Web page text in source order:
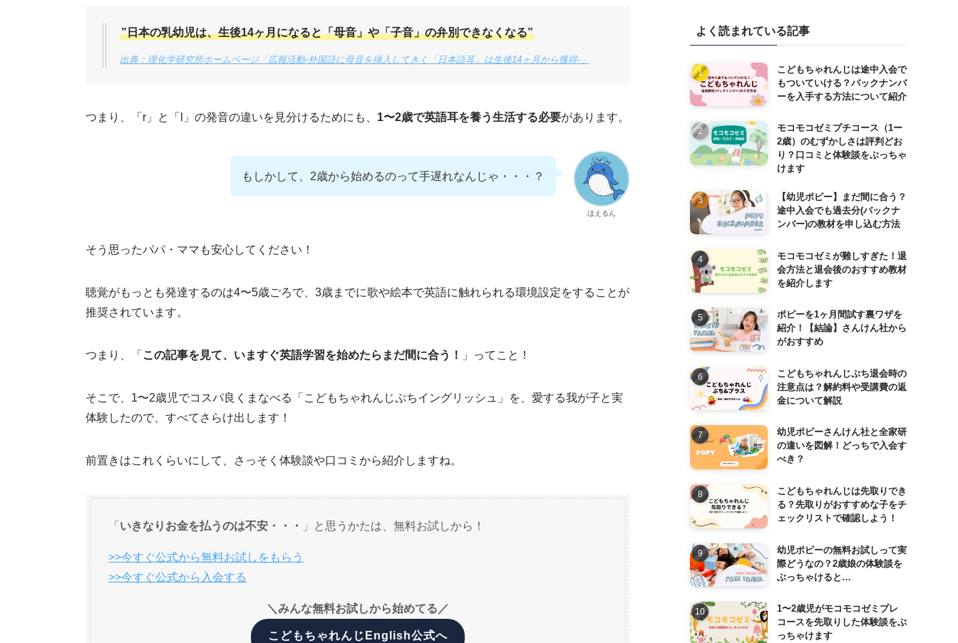
”日本の乳幼児は、生後14ヶ月になると「母音」や「子音」の弁別できなくなる”
出典：理化学研究所ホームページ「広報活動-外国語に母音を挿入してきく「日本語耳」は生後14ヶ月から獲得-」
つまり、「r」と「l」の発音の違いを見分けるためにも、 1〜2歳で英語耳を養う生活する必要があります。
ほえるん
もしかして、2歳から始めるのって手遅れなんじゃ・・・？
そう思ったパパ・ママも安心してください！
聴覚がもっとも発達するのは4〜5歳ごろで、3歳までに歌や絵本で英語に触れられる環境設定をすることが
推奨されています。
つまり、「 この記事を見て、いますぐ英語学習を始めたらまだ間に合う！ 」ってこと！
そこで、1〜2歳児でコスパ良くまなべる「こどもちゃれんじぷちイングリッシュ」を、愛する我が子と実
体験したので、すべてさらけ出します！
前置きはこれくらいにして、さっそく体験談や口コミから紹介しますね。
「 いきなりお金を払うのは不安・・・ 」と思うかたは、無料お試しから！
>>今すぐ公式から無料お試しをもらう
>>今すぐ公式から入会する
＼みんな無料お試しから始めてる／
こどもちゃれんじEnglish公式へ
よく読まれている記事
こどもちゃれんじは途中入会で
もついていける？バックナンバ
ーを入手する方法について紹介
モコモコゼミプチコース（1ー
2歳）のむずかしさは評判どお
り？口コミと体験談をぶっちゃ
けます
【幼児ポピー】まだ間に合う？
途中入会でも過去分(バックナ
ンバー)の教材を申し込む方法
モコモコゼミが難しすぎた！退
会方法と退会後のおすすめ教材
を紹介します
ポピーを1ヶ月間試す裏ワザを
紹介！【結論】さんけん社から
がおすすめ
こどもちゃれんじぷち退会時の
注意点は？解約料や受講費の返
金について解説
幼児ポピーさんけん社と全家研
の違いを図解！どっちで入会す
べき？
こどもちゃれんじは先取りでき
る？先取りがおすすめな子をチ
ェックリストで確認しよう！
幼児ポピーの無料お試しって実
際どうなの？2歳娘の体験談を
ぶっちゃけると…
1〜2歳児がモコモコゼミプレ
コースを先取りした体験談をぶ
っちゃけます